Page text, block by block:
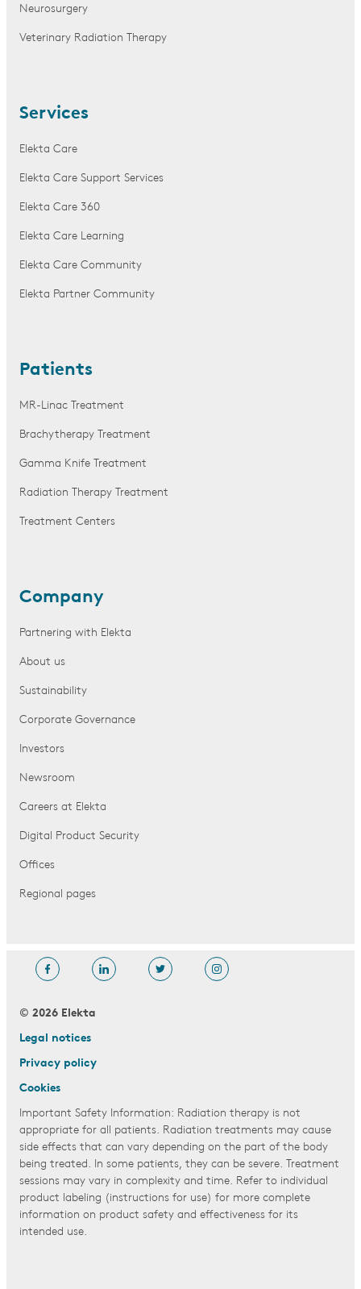
Neurosurgery
Veterinary Radiation Therapy
Services
Elekta Care
Elekta Care Support Services
Elekta Care 360
Elekta Care Learning
Elekta Care Community
Elekta Partner Community
Patients
MR-Linac Treatment
Brachytherapy Treatment
Gamma Knife Treatment
Radiation Therapy Treatment
Treatment Centers
Company
Partnering with Elekta
About us
Sustainability
Corporate Governance
Investors
Newsroom
Careers at Elekta
Digital Product Security
Offices
Regional pages
© 2026 Elekta
Legal notices
Privacy policy
Cookies
Important Safety Information: Radiation therapy is not
appropriate for all patients. Radiation treatments may cause
side effects that can vary depending on the part of the body
being treated. In some patients, they can be severe. Treatment
sessions may vary in complexity and time. Refer to individual
product labeling (instructions for use) for more complete
information on product safety and effectiveness for its
intended use.